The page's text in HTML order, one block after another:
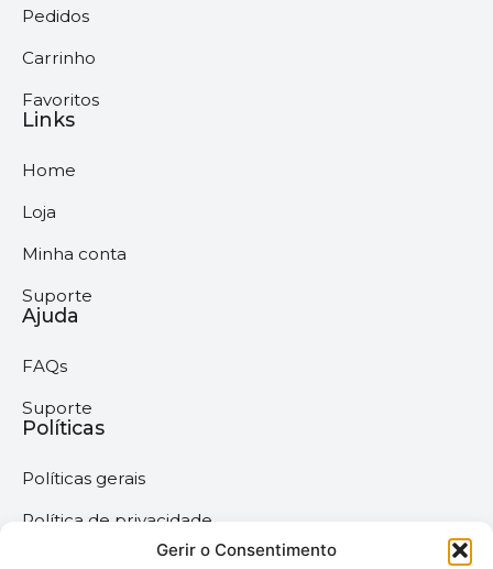
Gerir o Consentimento
Pedidos
Carrinho
Favoritos
Links
Home
Loja
Minha conta
Suporte
Ajuda
FAQs
Suporte
Políticas
Políticas gerais
Política de privacidade
Termos & Condições